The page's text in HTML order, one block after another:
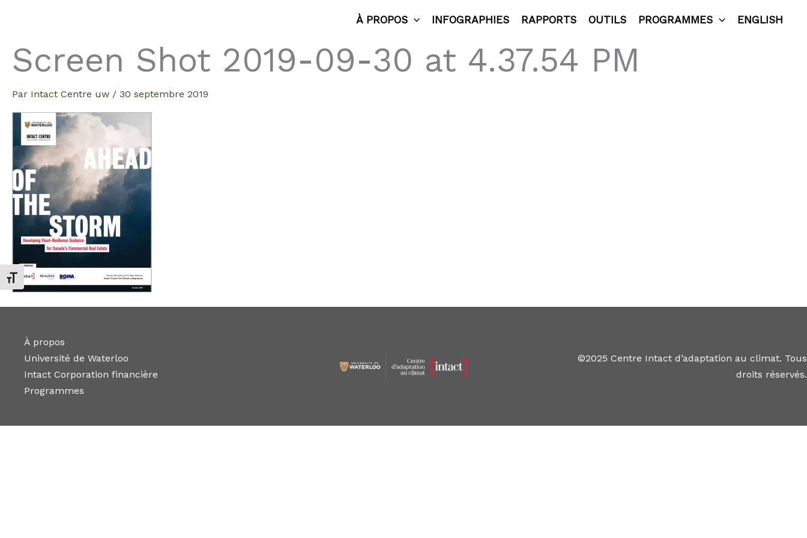
Changer la taille de la police
contenu
À PROPOS INFOGRAPHIES RAPPORTS OUTILS PROGRAMMES ENGLISH
Screen Shot 2019-09-30 at 4.37.54 PM
Par Intact Centre uw / 30 septembre 2019
À propos
Université de Waterloo
Intact Corporation financière
Programmes
©2025 Centre Intact d’adaptation au climat. Tous
droits réservés.